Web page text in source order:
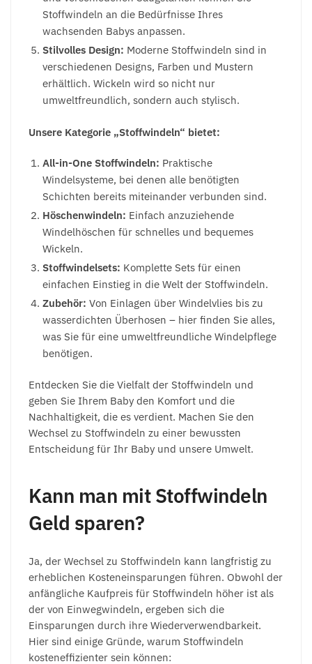
Stoffwindeln an die Bedürfnisse Ihres
wachsenden Babys anpassen.
Stilvolles Design: Moderne Stoffwindeln sind in
verschiedenen Designs, Farben und Mustern
erhältlich. Wickeln wird so nicht nur
umweltfreundlich, sondern auch stylisch.
Unsere Kategorie „Stoffwindeln“ bietet:
All-in-One Stoffwindeln: Praktische
Windelsysteme, bei denen alle benötigten
Schichten bereits miteinander verbunden sind.
Höschenwindeln: Einfach anzuziehende
Windelhöschen für schnelles und bequemes
Wickeln.
Stoffwindelsets: Komplette Sets für einen
einfachen Einstieg in die Welt der Stoffwindeln.
Zubehör: Von Einlagen über Windelvlies bis zu
wasserdichten Überhosen – hier finden Sie alles,
was Sie für eine umweltfreundliche Windelpflege
benötigen.
Entdecken Sie die Vielfalt der Stoffwindeln und
geben Sie Ihrem Baby den Komfort und die
Nachhaltigkeit, die es verdient. Machen Sie den
Wechsel zu Stoffwindeln zu einer bewussten
Entscheidung für Ihr Baby und unsere Umwelt.
Kann man mit Stoffwindeln
Geld sparen?
Ja, der Wechsel zu Stoffwindeln kann langfristig zu
erheblichen Kosteneinsparungen führen. Obwohl der
anfängliche Kaufpreis für Stoffwindeln höher ist als
der von Einwegwindeln, ergeben sich die
Einsparungen durch ihre Wiederverwendbarkeit.
Hier sind einige Gründe, warum Stoffwindeln
kosteneffizienter sein können: